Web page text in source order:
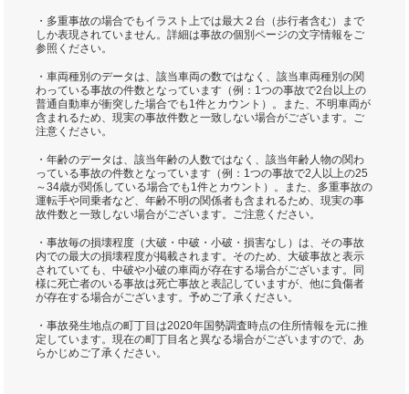
・多重事故の場合でもイラスト上では最大２台（歩行者含む）まで
しか表現されていません。詳細は事故の個別ページの文字情報をご
参照ください。
・車両種別のデータは、該当車両の数ではなく、該当車両種別の関
わっている事故の件数となっています（例：1つの事故で2台以上の
普通自動車が衝突した場合でも1件とカウント）。また、不明車両が
含まれるため、現実の事故件数と一致しない場合がございます。ご
注意ください。
・年齢のデータは、該当年齢の人数ではなく、該当年齢人物の関わ
っている事故の件数となっています（例：1つの事故で2人以上の25
～34歳が関係している場合でも1件とカウント）。また、多重事故の
運転手や同乗者など、年齢不明の関係者も含まれるため、現実の事
故件数と一致しない場合がございます。ご注意ください。
・事故毎の損壊程度（大破・中破・小破・損害なし）は、その事故
内での最大の損壊程度が掲載されます。そのため、大破事故と表示
されていても、中破や小破の車両が存在する場合がございます。同
様に死亡者のいる事故は死亡事故と表記していますが、他に負傷者
が存在する場合がございます。予めご了承ください。
・事故発生地点の町丁目は2020年国勢調査時点の住所情報を元に推
定しています。現在の町丁目名と異なる場合がございますので、あ
らかじめご了承ください。